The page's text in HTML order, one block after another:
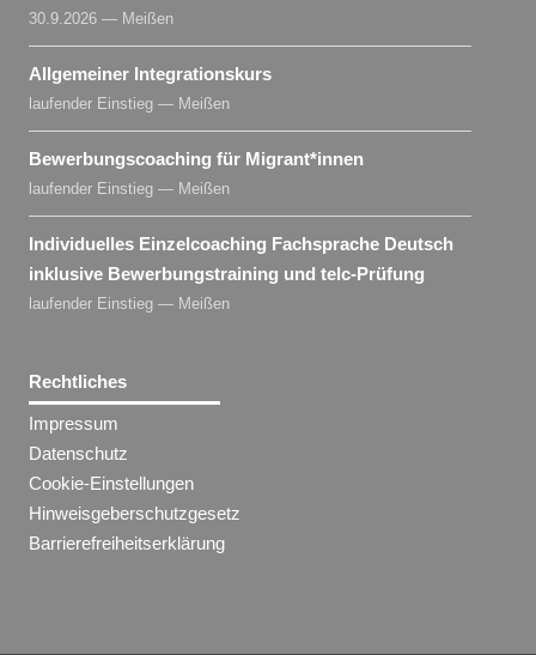
30.9.2026 — Meißen
Allgemeiner Integrationskurs
laufender Einstieg — Meißen
Bewerbungscoaching für Migrant​*innen
laufender Einstieg — Meißen
Individuelles Einzelcoaching Fachsprache Deutsch
inklusive Bewerbungstraining und telc-Prüfung
laufender Einstieg — Meißen
Rechtliches
Impressum
Datenschutz
Cookie-Einstellungen
Hinweisgeberschutzgesetz
Barrierefreiheitserklärung